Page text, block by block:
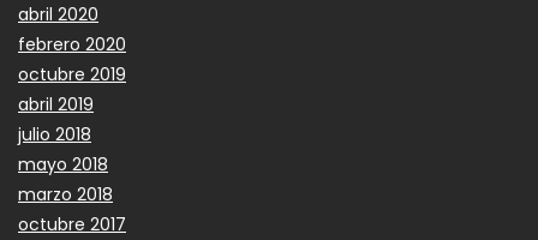
abril 2020
febrero 2020
octubre 2019
abril 2019
julio 2018
mayo 2018
marzo 2018
octubre 2017